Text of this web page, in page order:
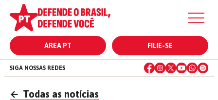
ÁREA PT FILIE-SE
SIGA NOSSAS REDES
← Todas as notícias